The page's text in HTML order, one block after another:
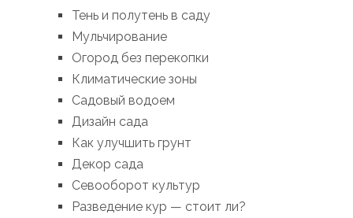
Тень и полутень в саду
Мульчирование
Огород без перекопки
Климатические зоны
Садовый водоем
Дизайн сада
Как улучшить грунт
Декор сада
Севооборот культур
Разведение кур — стоит ли?